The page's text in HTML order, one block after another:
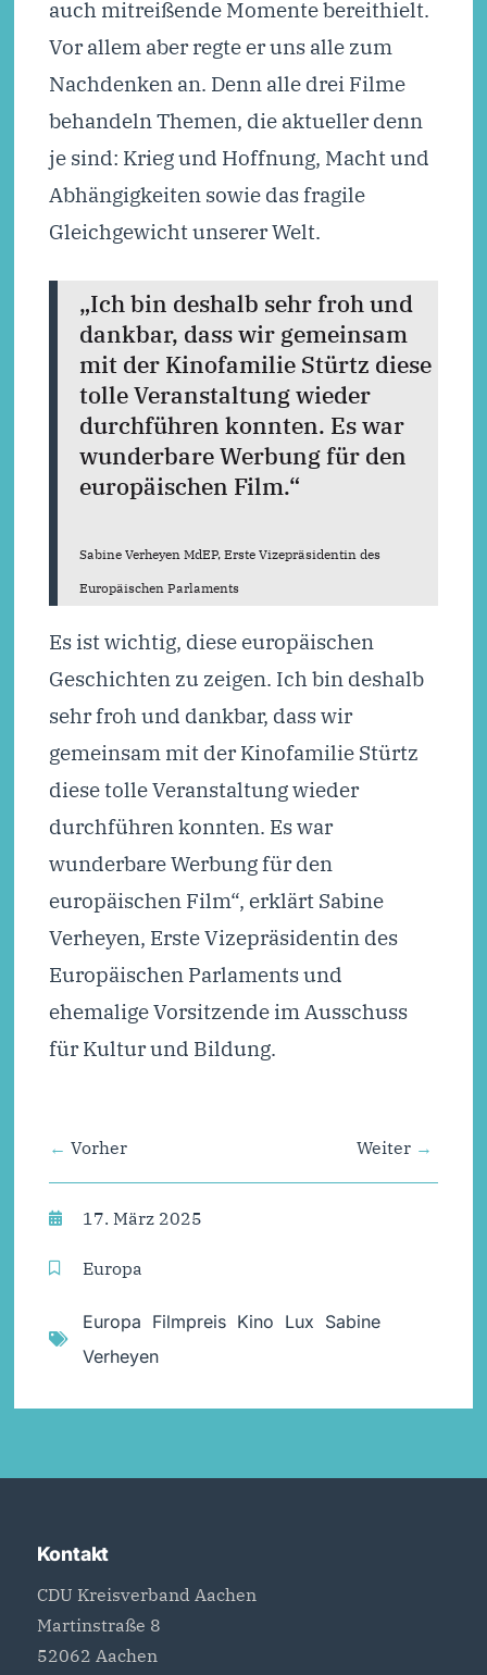
auch mitreißende Momente bereithielt.
Vor allem aber regte er uns alle zum
Nachdenken an. Denn alle drei Filme
behandeln Themen, die aktueller denn
je sind: Krieg und Hoffnung, Macht und
Abhängigkeiten sowie das fragile
Gleichgewicht unserer Welt.
„Ich bin deshalb sehr froh und
dankbar, dass wir gemeinsam
mit der Kinofamilie Stürtz diese
tolle Veranstaltung wieder
durchführen konnten. Es war
wunderbare Werbung für den
europäischen Film.“
Sabine Verheyen MdEP, Erste Vizepräsidentin des
Europäischen Parlaments
Es ist wichtig, diese europäischen
Geschichten zu zeigen. Ich bin deshalb
sehr froh und dankbar, dass wir
gemeinsam mit der Kinofamilie Stürtz
diese tolle Veranstaltung wieder
durchführen konnten. Es war
wunderbare Werbung für den
europäischen Film“, erklärt Sabine
Verheyen, Erste Vizepräsidentin des
Europäischen Parlaments und
ehemalige Vorsitzende im Ausschuss
für Kultur und Bildung.
Vorher Weiter
17. März 2025
Europa
Europa Filmpreis, Kino Lux Sabine
Verheyen
Kontakt
CDU Kreisverband Aachen
Martinstraße 8
52062 Aachen